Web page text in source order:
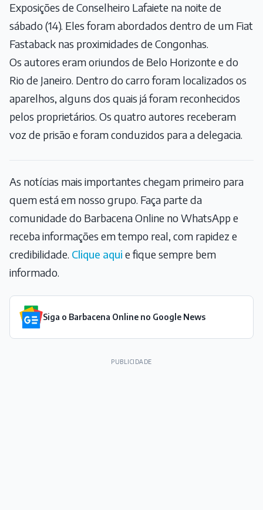
Exposições de Conselheiro Lafaiete na noite de
sábado (14). Eles foram abordados dentro de um Fiat
Fastaback nas proximidades de Congonhas.
Os autores eram oriundos de Belo Horizonte e do
Rio de Janeiro. Dentro do carro foram localizados os
aparelhos, alguns dos quais já foram reconhecidos
pelos proprietários. Os quatro autores receberam
voz de prisão e foram conduzidos para a delegacia.
As notícias mais importantes chegam primeiro para
quem está em nosso grupo. Faça parte da
comunidade do Barbacena Online no WhatsApp e
receba informações em tempo real, com rapidez e
credibilidade. Clique aqui e fique sempre bem
informado.
Siga o Barbacena Online no Google News
PUBLICIDADE